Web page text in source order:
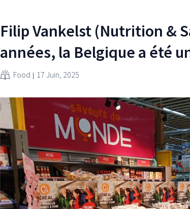
Filip Vankelst (Nutrition &
années, la Belgique a été
Food 17 Juin, 2025